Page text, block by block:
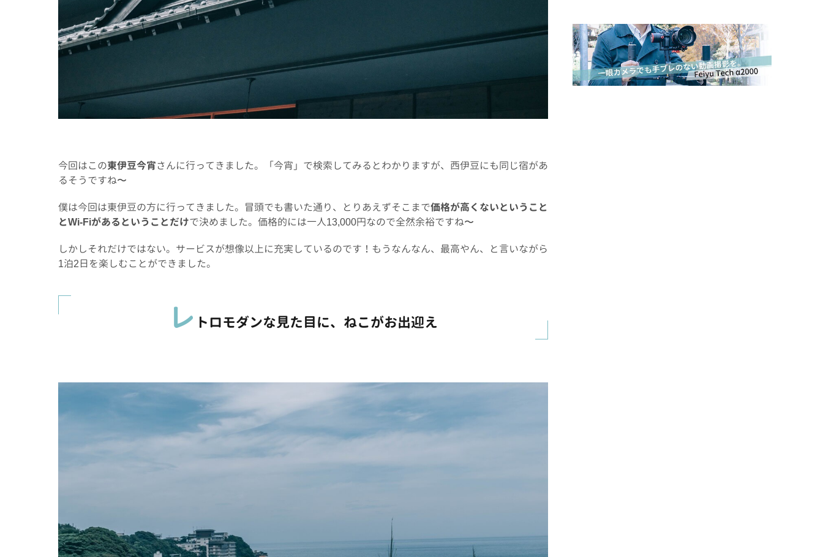
今回はこの東伊豆今宵さんに行ってきました。「今宵」で検索してみるとわかりますが、西伊豆にも同じ宿があ
るそうですね〜
僕は今回は東伊豆の方に行ってきました。冒頭でも書いた通り、とりあえずそこまで価格が高くないということ
とWi-Fiがあるということだけで決めました。価格的には一人13,000円なので全然余裕ですね〜
しかしそれだけではない。サービスが想像以上に充実しているのです！もうなんなん、最高やん、と言いながら
1泊2日を楽しむことができました。
レ トロモダンな見た目に、ねこがお出迎え